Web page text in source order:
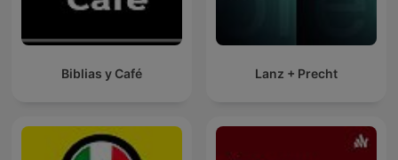
Biblias y Café Lanz + Precht